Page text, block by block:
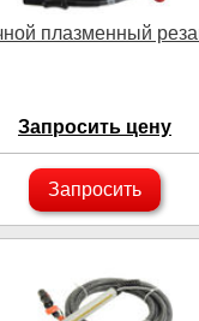
плазменный
Запросить цену
Запросить